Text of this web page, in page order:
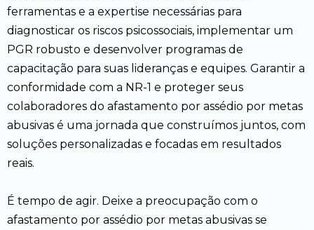
ferramentas e a expertise necessárias para
diagnosticar os riscos psicossociais, implementar um
PGR robusto e desenvolver programas de
capacitação para suas lideranças e equipes. Garantir a
conformidade com a NR-1 e proteger seus
colaboradores do afastamento por assédio por metas
abusivas é uma jornada que construímos juntos, com
soluções personalizadas e focadas em resultados
reais.
É tempo de agir. Deixe a preocupação com o
afastamento por assédio por metas abusivas se